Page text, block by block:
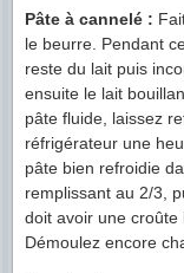
Pâte à cannelé :
le beurre. Pendant
reste du lait puis
ensuite le lait
pâte fluide, laissez
réfrigérateur une
pâte bien refroidie
remplissant au 2/3,
doit avoir une
Démoulez encore